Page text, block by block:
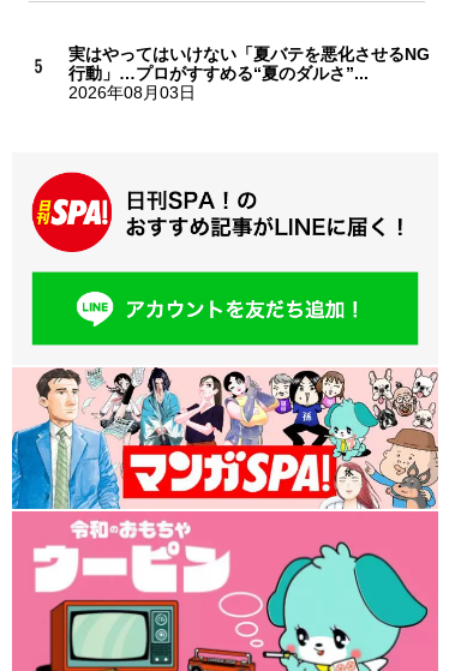
実はやってはいけない「夏バテを悪化させるNG
行動」…プロがすすめる“夏のダルさ”...
2026年08月03日